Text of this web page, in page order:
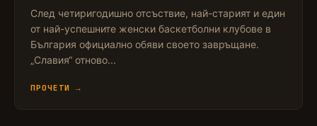
След четиригодишно отсъствие, най-старият и един
от най-успешните женски баскетболни клубове в
България официално обяви своето завръщане.
„Славия“ отново...
ПРОЧЕТИ →